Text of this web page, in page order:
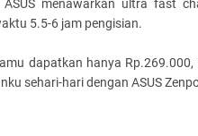
menawarkan ultra fast
5.5-6 jam pengisian.
dapatkan hanya
sehari-hari dengan ASUS